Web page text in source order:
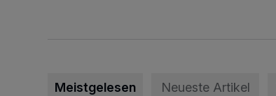
Meistgelesen Neueste Artikel